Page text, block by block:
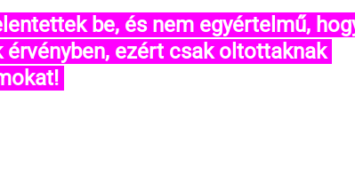
érvényben, ezért csak oltottaknak